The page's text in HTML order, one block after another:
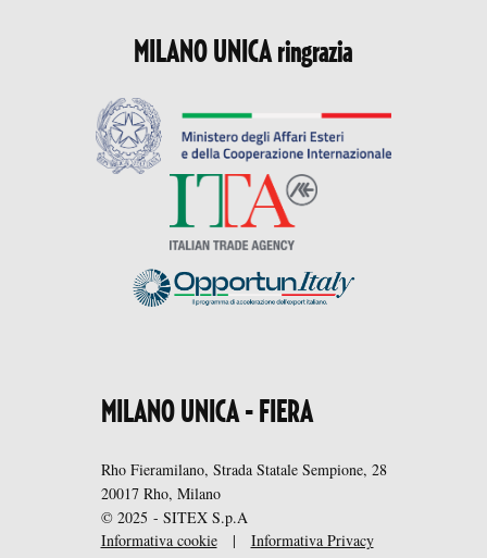
MILANO UNICA ringrazia
MILANO UNICA - FIERA
Rho Fieramilano, Strada Statale Sempione, 28
20017 Rho, Milano
© 2025 - SITEX S.p.A
Informativa cookie
| Informativa Privacy